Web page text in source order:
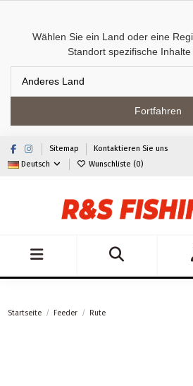
Wählen Sie ein Land oder eine
Standort spezifische Inhalte
Fortfahren
Sitemap
Kontaktieren Sie uns
Deutsch
Wunschliste (0)
Startseite Feeder Rute